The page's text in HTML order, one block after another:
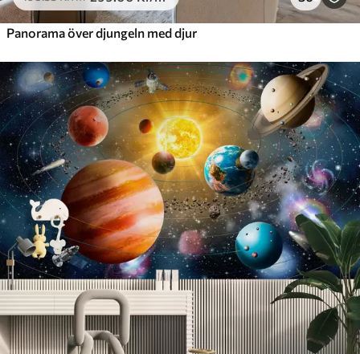
Panorama över djungeln med djur